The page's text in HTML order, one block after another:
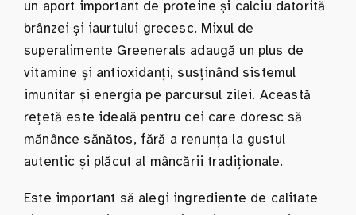
un aport important de proteine și calciu datorită
brânzei și iaurtului grecesc. Mixul de
superalimente Greenerals adaugă un plus de
vitamine și antioxidanți, susținând sistemul
imunitar și energia pe parcursul zilei. Această
rețetă este ideală pentru cei care doresc să
mănânce sănătos, fără a renunța la gustul
autentic și plăcut al mâncării tradiționale.
Este important să alegi ingrediente de calitate